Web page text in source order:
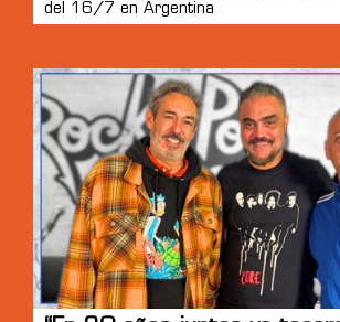
del 16/7 en Argentina